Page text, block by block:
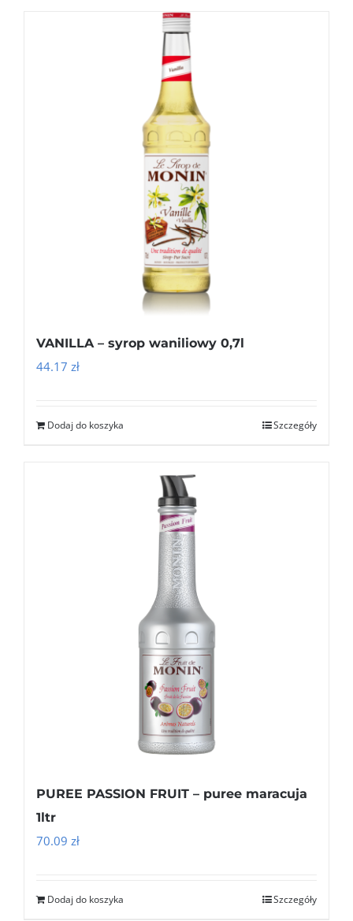
VANILLA – syrop waniliowy 0,7l
44.17 zł
Dodaj do koszyka Szczegóły
PUREE PASSION FRUIT – puree maracuja
1ltr
70.09 zł
Dodaj do koszyka Szczegóły